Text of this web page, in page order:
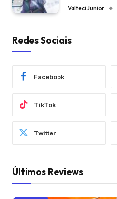
Valteci Junior
Redes Sociais
Facebook
TikTok
Twitter
Últimos Reviews